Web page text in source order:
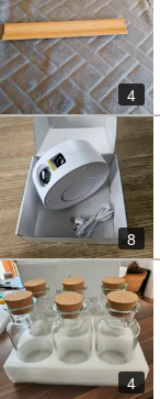
4
8
4